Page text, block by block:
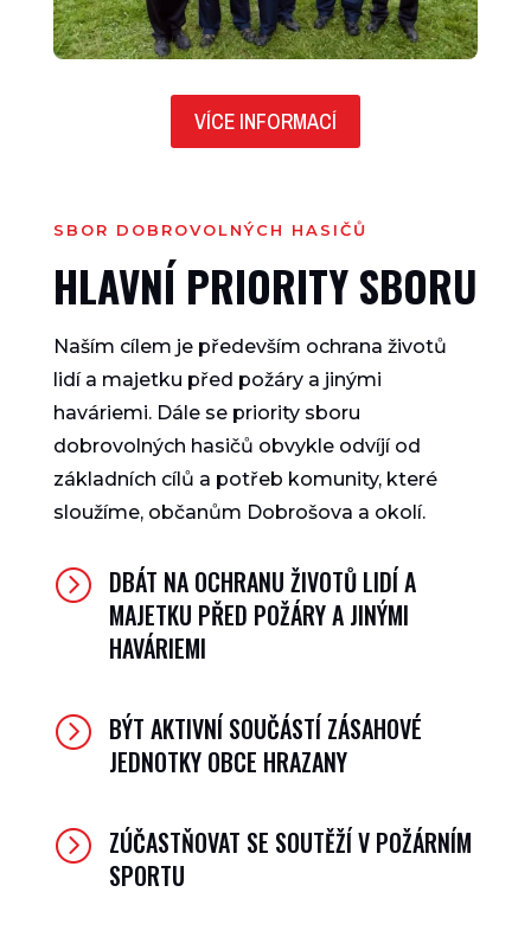
VÍCE INFORMACÍ
SBOR DOBROVOLNÝCH HASIČŮ
HLAVNÍ PRIORITY SBORU
Naším cílem je především ochrana životů
lidí a majetku před požáry a jinými
haváriemi. Dále se priority sboru
dobrovolných hasičů obvykle odvíjí od
základních cílů a potřeb komunity, které
sloužíme, občanům Dobrošova a okolí.
= DBÁT NA OCHRANU ŽIVOTŮ LIDÍ A
MAJETKU PŘED POŽÁRY A JINÝMI
HAVÁRIEMI
= BÝT AKTIVNÍ SOUČÁSTÍ ZÁSAHOVÉ
JEDNOTKY OBCE HRAZANY
= ZÚČASTŇOVAT SE SOUTĚŽÍ V POŽÁRNÍM
SPORTU